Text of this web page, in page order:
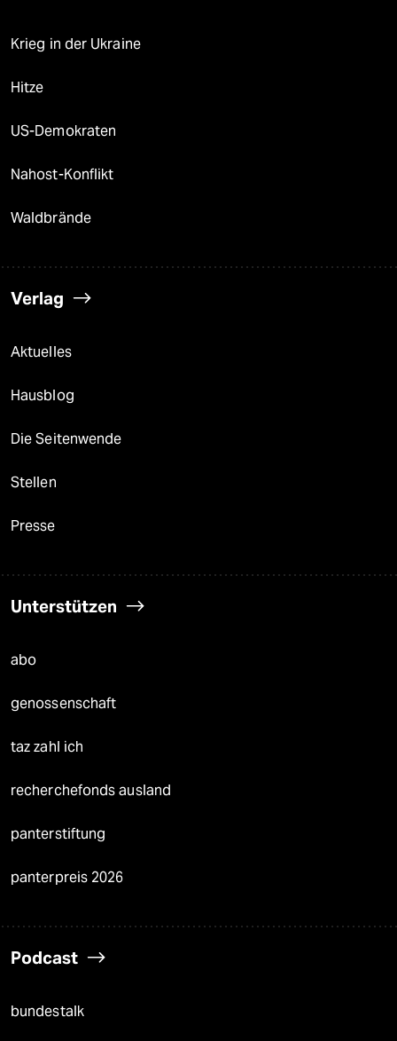
Krieg in der Ukraine
Hitze
US-Demokraten
Nahost-Konflikt
Waldbrände
Verlag
Aktuelles
Hausblog
Die Seitenwende
Stellen
Presse
Unterstützen
abo
genossenschaft
taz zahl ich
recherchefonds ausland
panterstiftung
panterpreis 2026
Podcast
bundestalk